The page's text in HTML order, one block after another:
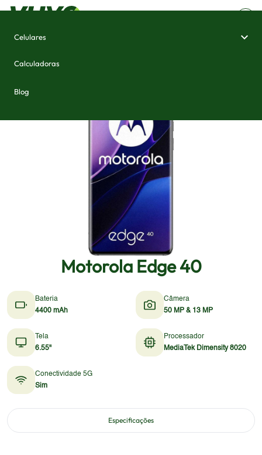
Celulares
Calculadoras
Blog
Motorola Edge 40
Bateria
4400 mAh
Câmera
50 MP & 13 MP
Tela
6.55"
Processador
MediaTek Dimensity 8020
Conectividade 5G
Sim
Especificações